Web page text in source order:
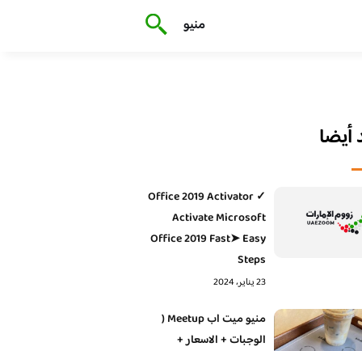
منيو
Office 2019 Activator ✓
Activate Microsoft
Office 2019 Fast➤ Easy
Steps
23 يناير، 2024
منيو ميت اب Meetup (
الوجبات + الاسعار +